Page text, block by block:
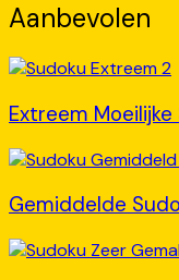
Aanbevolen
Extreem
Gemiddelde